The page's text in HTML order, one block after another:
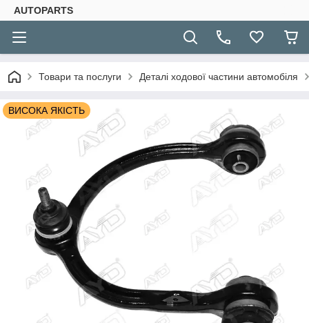
AUTOPARTS
Товари та послуги Деталі ходової частини автомобіля
ВИСОКА ЯКІСТЬ